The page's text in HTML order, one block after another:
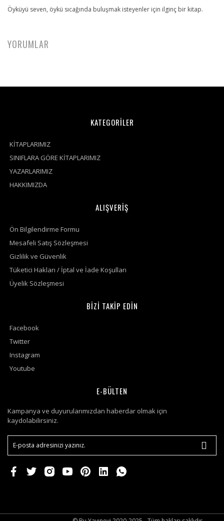
Öyküyü seven, öykü sıcağında buluşmak isteyenler için ilginç bir kitap.
YORUMLAR
KATEGORİLER
KİTAPLARIMIZ
SINIFLARA GÖRE KİTAPLARIMIZ
YAZARLARIMIZ
HAKKIMIZDA
ALIŞVERİŞ
Ön Bilgilendirme Formu
Mesafeli Satış Sözleşmesi
Gizlilik ve Güvenlik
Tüketici Hakları / İptal ve İade Koşulları
Üyelik Sözleşmesi
BİZİ TAKİP EDİN
Facebook
Twitter
Instagram
Youtube
E-BÜLTEN
Kampanya ve duyurularımızdan haberdar olmak için
kaydolabilirsiniz.